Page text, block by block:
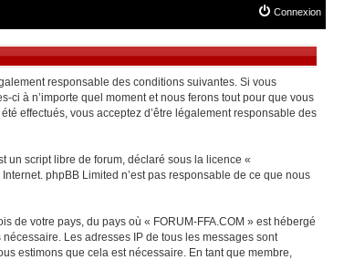
Connexion
responsable des conditions suivantes. Si vous
ci à n’importe quel moment et nous ferons tout pour que vous
effectués, vous acceptez d’être légalement responsable des
un script libre de forum, déclaré sous la licence «
phpBB Limited n’est pas responsable de ce que nous
de votre pays, du pays où « FORUM-FFA.COM » est hébergé
Les adresses IP de tous les messages sont
estimons que cela est nécessaire. En tant que membre,